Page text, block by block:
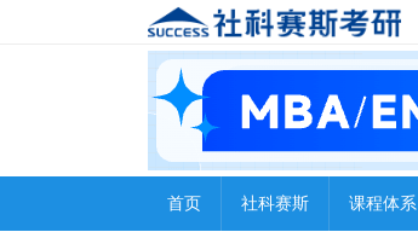
首页 社科赛斯 课程体系